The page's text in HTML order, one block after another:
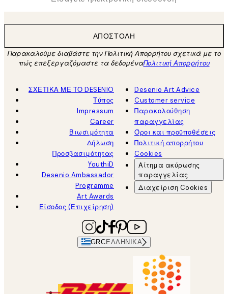
ΑΠΟΣΤΟΛΉ
Παρακαλούμε διαβάστε την Πολιτική Απορρήτου σχετικά με το
πώς επεξεργαζόμαστε τα δεδομέναΠολιτική Απορρήτου
ΣΧΕΤΙΚΑ ΜΕ ΤΟ DESENIO
Τύπος
Impressum
Career
Βιωσιμότητα
Δήλωση
Προσβασιμότητας
YouthiD
Desenio Ambassador
Programme
Art Awards
Είσοδος (Επιχείρηση)
Desenio Art Advice
Customer service
Παρακολούθηση
παραγγελίας
Όροι και προϋποθέσεις
Πολιτική απορρήτου
Cookies
Αίτημα ακύρωσης
παραγγελίας
Διαχείριση Cookies
GRC ΕΛΛΗΝΙΚΆ